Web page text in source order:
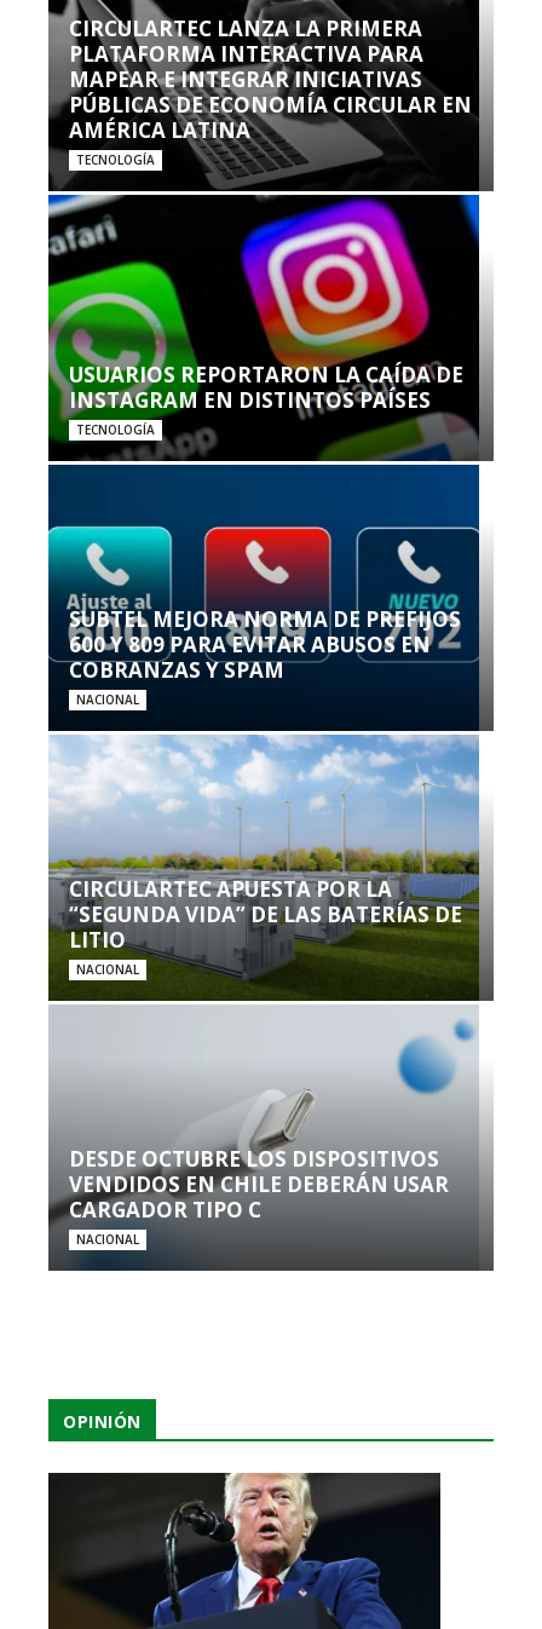
CIRCULARTEC LANZA LA PRIMERA
PLATAFORMA INTERACTIVA PARA
MAPEAR E INTEGRAR INICIATIVAS
PÚBLICAS DE ECONOMÍA CIRCULAR EN
AMÉRICA LATINA
TECNOLOGÍA
USUARIOS REPORTARON LA CAÍDA DE
INSTAGRAM EN DISTINTOS PAÍSES
TECNOLOGÍA
SUBTEL MEJORA NORMA DE PREFIJOS
600 Y 809 PARA EVITAR ABUSOS EN
COBRANZAS Y SPAM
NACIONAL
CIRCULARTEC APUESTA POR LA
“SEGUNDA VIDA” DE LAS BATERÍAS DE
LITIO
NACIONAL
DESDE OCTUBRE LOS DISPOSITIVOS
VENDIDOS EN CHILE DEBERÁN USAR
CARGADOR TIPO C
NACIONAL
OPINIÓN